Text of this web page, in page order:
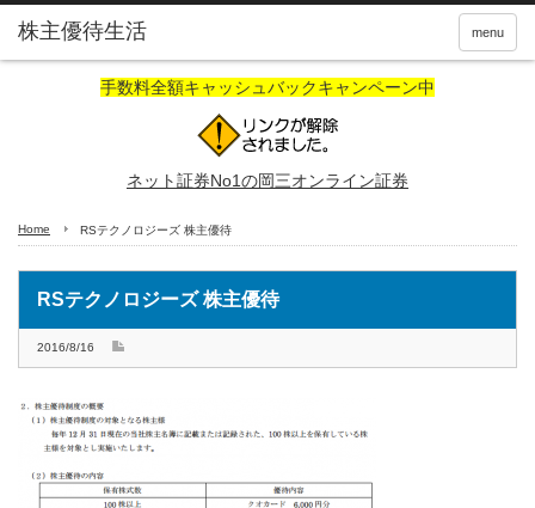
株主優待生活 menu
手数料全額キャッシュバックキャンペーン中
ネット証券No1の岡三オンライン証券
Home RSテクノロジーズ 株主優待
RSテクノロジーズ 株主優待
2016/8/16